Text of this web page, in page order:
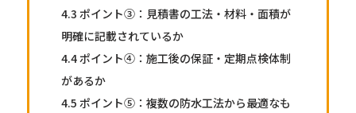
4.3 ポイント③：見積書の工法・材料・面積が
明確に記載されているか
4.4ポイント④：施工後の保証・定期点検体制
があるか
4.5 ポイント⑤：複数の防水工法から最適なも